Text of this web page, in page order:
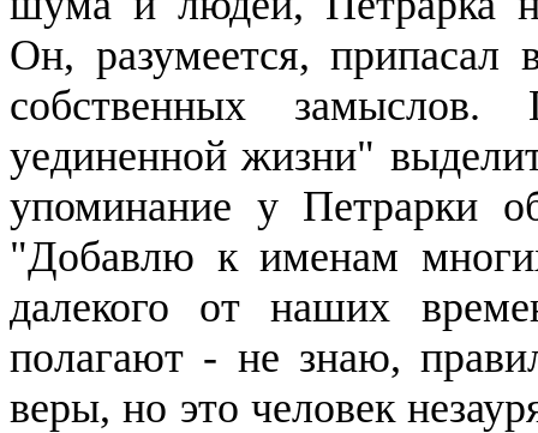
Он, разуме­ется, припасал
собственных
уединенной жизни"
упоминание у Петрарки
"Добавлю к именам
далекого от наших
полагают - не знаю,
веры, но это человек